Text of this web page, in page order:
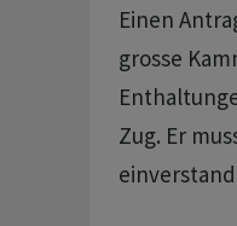
Einen
grosse
Zug. Er